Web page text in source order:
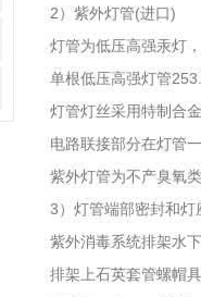
2025-11-17
2024-01-16
2）紫外灯管(进口)
灯管为低压高强汞灯
单根低压高强灯管
灯管灯丝采用特制合
电路联接部分在灯管
紫外灯管为不产臭氧
3）灯管端部密封和灯
紫外消毒系统排架水
排架上石英套管螺帽